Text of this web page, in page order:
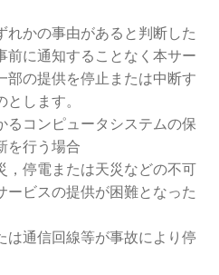
れかの事由があると判断した
前に通知することなく本サー
部の提供を停止または中断す
します。
るコンピュータシステムの保
を行う場合
，停電または天災などの不可
ービスの提供が困難となった
は通信回線等が事故により停